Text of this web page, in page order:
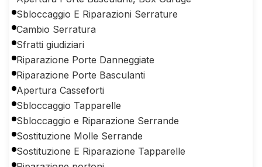
Sbloccaggio E Riparazioni Serrature
Cambio Serratura
Sfratti giudiziari
Riparazione Porte Danneggiate
Riparazione Porte Basculanti
Apertura Casseforti
Sbloccaggio Tapparelle
Sbloccaggio e Riparazione Serrande
Sostituzione Molle Serrande
Sostituzione E Riparazione Tapparelle